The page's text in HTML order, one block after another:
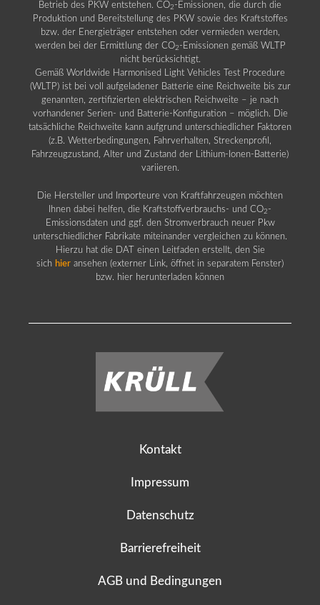
Betrieb des PKW entstehen. CO2 -Emissionen, die durch die
Produktion und Bereitstellung des PKW sowie des Kraftstoffes
bzw. der Energieträger entstehen oder vermieden werden,
werden bei der Ermittlung der CO2 -Emissionen gemäß WLTP
nicht berücksichtigt.
Gemäß Worldwide Harmonised Light Vehicles Test Procedure
(WLTP) ist bei voll aufgeladener Batterie eine Reichweite bis zur
genannten, zertifizierten elektrischen Reichweite – je nach
vorhandener Serien- und Batterie-Konfiguration – möglich. Die
tatsächliche Reichweite kann aufgrund unterschiedlicher Faktoren
(z.B. Wetterbedingungen, Fahrverhalten, Streckenprofil,
Fahrzeugzustand, Alter und Zustand der Lithium-Ionen-Batterie)
variieren.
Die Hersteller und Importeure von Kraftfahrzeugen möchten
Ihnen dabei helfen, die Kraftstoffverbrauchs- und CO2 -
Emissionsdaten und ggf. den Stromverbrauch neuer Pkw
unterschiedlicher Fabrikate miteinander vergleichen zu können.
Hierzu hat die DAT einen Leitfaden erstellt, den Sie
sich hier ansehen (externer Link, öffnet in separatem Fenster)
bzw. hier herunterladen können
Kontakt
Impressum
Datenschutz
Barrierefreiheit
AGB und Bedingungen